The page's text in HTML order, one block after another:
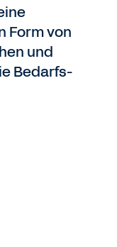
Form von
und
Bedarfs-